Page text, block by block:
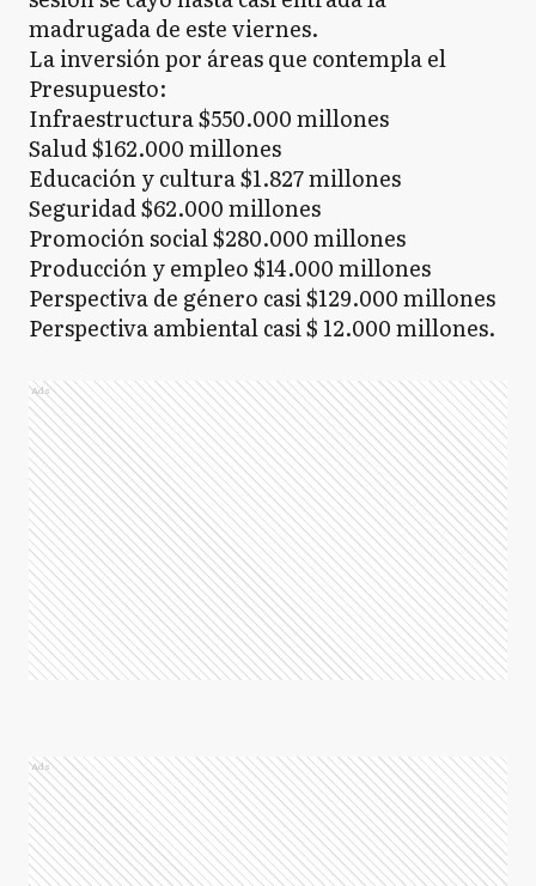
madrugada de este viernes.
La inversión por áreas que contempla el
Presupuesto:
Infraestructura $550.000 millones
Salud $162.000 millones
Educación y cultura $1.827 millones
Seguridad $62.000 millones
Promoción social $280.000 millones
Producción y empleo $14.000 millones
Perspectiva de género casi $129.000 millones
Perspectiva ambiental casi $ 12.000 millones.
Ads
Ads